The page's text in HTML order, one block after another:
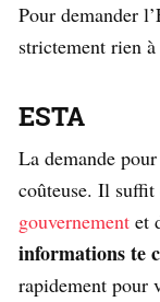
Pour demander
strictement rien
ESTA
La demande
coûteuse. Il suffit
gouvernement et
informations te
rapidement pour